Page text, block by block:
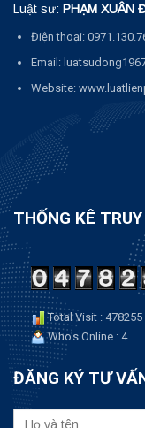
Luật sư: PHẠM XUÂN
Điện thoại:
Email:
Website:
THỐNG KÊ
Total Visit : 478255
Who's Online : 4
ĐĂNG KÝ TƯ